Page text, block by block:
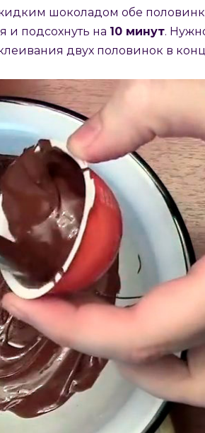
шоколадом обе
и подсохнуть на 10 минут.
двух половинок в